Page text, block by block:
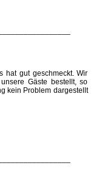
hat gut geschmeckt. Wir
Gäste bestellt, so
kein Problem dargestellt